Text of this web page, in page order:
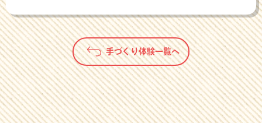
手づくり体験一覧へ